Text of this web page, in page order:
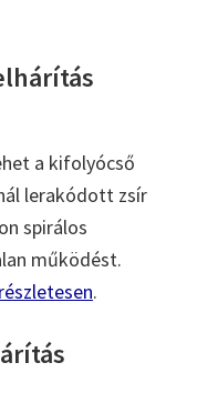
a kifolyócső
lerakódott zsír
spirálos
működést.
.